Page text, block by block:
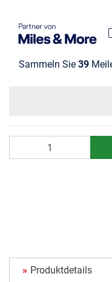
Sammeln Sie 39
Produktdetails